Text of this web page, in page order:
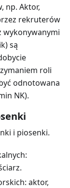
np. Aktor,
rekruterów
wykonywanymi
są
roli
odnotowana
NK).
i piosenki.
aktor,